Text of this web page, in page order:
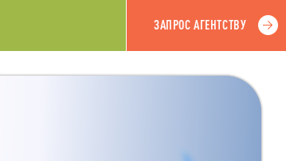
ЗАПРОС АГЕНТСТВУ